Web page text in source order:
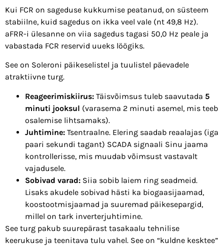
Kui FCR on sageduse kukkumise peatanud, on süsteem
stabiilne, kuid sagedus on ikka veel vale (nt 49,8 Hz).
aFRR-i ülesanne on viia sagedus tagasi 50,0 Hz peale ja
vabastada FCR reservid uueks löögiks.
See on Soleroni päikeselistel ja tuulistel päevadele
atraktiivne turg.
Reageerimiskiirus: Täisvõimsus tuleb saavutada 5
minuti jooksul (varasema 2 minuti asemel, mis teeb
osalemise lihtsamaks).
Juhtimine: Tsentraalne. Elering saadab reaalajas (iga
paari sekundi tagant) SCADA signaali Sinu jaama
kontrollerisse, mis muudab võimsust vastavalt
vajadusele.
Sobivad varad: Siia sobib laiem ring seadmeid.
Lisaks akudele sobivad hästi ka biogaasijaamad,
koostootmisjaamad ja suuremad päikesepargid,
millel on tark inverterjuhtimine.
See turg pakub suurepärast tasakaalu tehnilise
keerukuse ja teenitava tulu vahel. See on “kuldne kesktee”